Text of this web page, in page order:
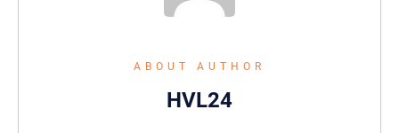
ABOUT AUTHOR
HVL24